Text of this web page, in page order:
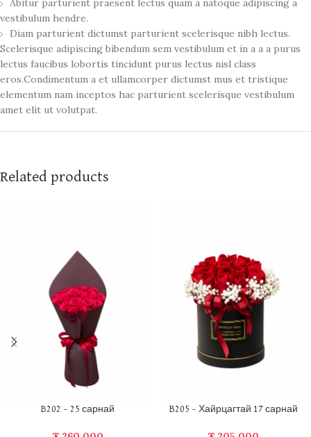
Abitur parturient praesent lectus quam a natoque adipiscing a
vestibulum hendre.
Diam parturient dictumst parturient scelerisque nibh lectus.
Scelerisque adipiscing bibendum sem vestibulum et in a a a purus
lectus faucibus lobortis tincidunt purus lectus nisl class
eros.Condimentum a et ullamcorper dictumst mus et tristique
elementum nam inceptos hac parturient scelerisque vestibulum
amet elit ut volutpat.
Related products
B202 – 25 сарнай B205 – Хайрцагтай 17 сарнай